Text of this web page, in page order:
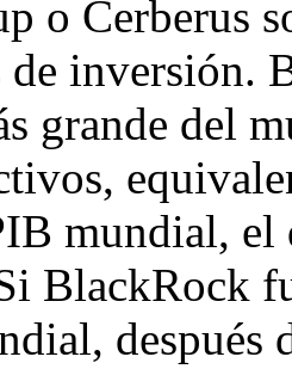
o Cerberus
de inversión.
grande del
mundial, el
BlackRock
después